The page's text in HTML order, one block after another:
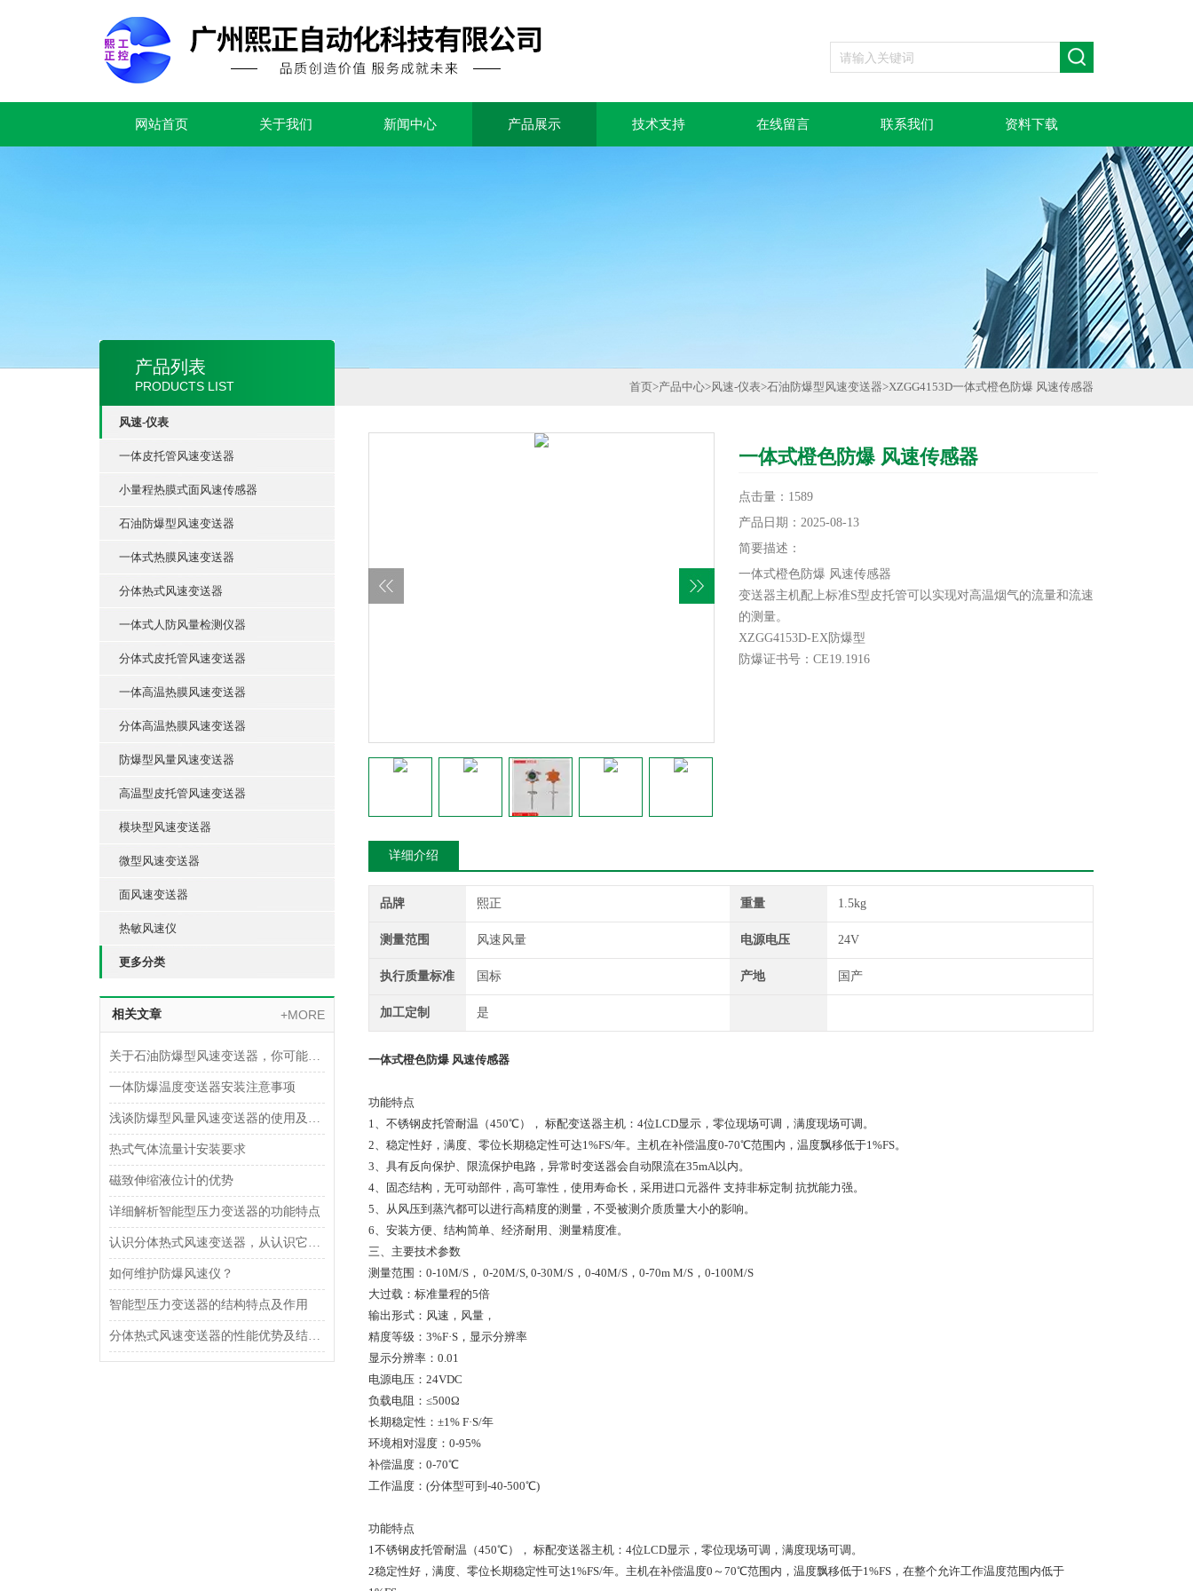
网站首页 关于我们 新闻中心 产品展示 技术支持 在线留言 联系我们 资料下载
产品列表
PRODUCTS LIST
风速-仪表
一体皮托管风速变送器
小量程热膜式面风速传感器
石油防爆型风速变送器
一体式热膜风速变送器
分体热式风速变送器
一体式人防风量检测仪器
分体式皮托管风速变送器
一体高温热膜风速变送器
分体高温热膜风速变送器
防爆型风量风速变送器
高温型皮托管风速变送器
模块型风速变送器
微型风速变送器
面风速变送器
热敏风速仪
更多分类
相关文章 +MORE
关于石油防爆型风速变送器，你可能想了解这些内容！
一体防爆温度变送器安装注意事项
浅谈防爆型风量风速变送器的使用及安装注意事项
热式气体流量计安装要求
磁致伸缩液位计的优势
详细解析智能型压力变送器的功能特点
认识分体热式风速变送器，从认识它的功能特点开始
如何维护防爆风速仪？
智能型压力变送器的结构特点及作用
分体热式风速变送器的性能优势及结构设计
首页>产品中心>风速-仪表>石油防爆型风速变送器>XZGG4153D一体式橙色防爆 风速传感器
一体式橙色防爆 风速传感器
点击量：1589
产品日期：2025-08-13
简要描述：
一体式橙色防爆 风速传感器
变送器主机配上标准S型皮托管可以实现对高温烟气的流量和流速
的测量。
XZGG4153D-EX防爆型
防爆证书号：CE19.1916
详细介绍
品牌 熙正 重量 1.5kg
测量范围 风速风量 电源电压 24V
执行质量标准 国标 产地 国产
加工定制 是
一体式橙色防爆 风速传感器
功能特点
1、不锈钢皮托管耐温（450℃）， 标配变送器主机：4位LCD显示，零位现场可调，满度现场可调。
2、稳定性好，满度、零位长期稳定性可达1%FS/年。主机在补偿温度0-70℃范围内，温度飘移低于1%FS。
3、具有反向保护、限流保护电路，异常时变送器会自动限流在35mA以内。
4、固态结构，无可动部件，高可靠性，使用寿命长，采用进口元器件 支持非标定制 抗扰能力强。
5、从风压到蒸汽都可以进行高精度的测量，不受被测介质质量大小的影响。
6、安装方便、结构简单、经济耐用、测量精度准。
三、主要技术参数
测量范围：0-10M/S， 0-20M/S, 0-30M/S，0-40M/S，0-70m M/S，0-100M/S
大过载：标准量程的5倍
输出形式：风速，风量，
精度等级：3%F·S，显示分辨率
显示分辨率：0.01
电源电压：24VDC
负载电阻：≤500Ω
长期稳定性：±1% F·S/年
环境相对湿度：0-95%
补偿温度：0-70℃
工作温度：(分体型可到-40-500℃)
功能特点
1不锈钢皮托管耐温（450℃）， 标配变送器主机：4位LCD显示，零位现场可调，满度现场可调。
2稳定性好，满度、零位长期稳定性可达1%FS/年。主机在补偿温度0～70℃范围内，温度飘移低于1%FS，在整个允许工作温度范围内低于